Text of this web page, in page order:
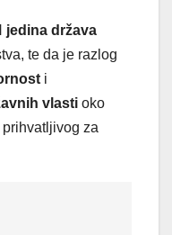
jedina država
te da je razlog
i
vlasti oko
za